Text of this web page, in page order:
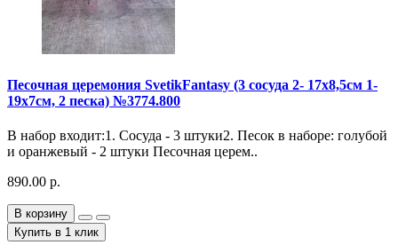
Песочная церемония SvetikFantasy (3 сосуда 2- 17х8,5см 1-
19х7см, 2 песка) №3774.800
В набор входит:1. Сосуда - 3 штуки2. Песок в наборе: голубой
и оранжевый - 2 штуки Песочная церем..
890.00 р.
В корзину
Купить в 1 клик